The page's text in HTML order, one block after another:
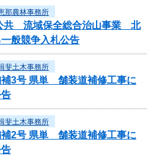
那農林事務所
共 流域保全総合治山事業 北
般競争入札公告
斐土木事務所
補3号 県単 舗装道補修工事に
斐土木事務所
補2号 県単 舗装道補修工事に